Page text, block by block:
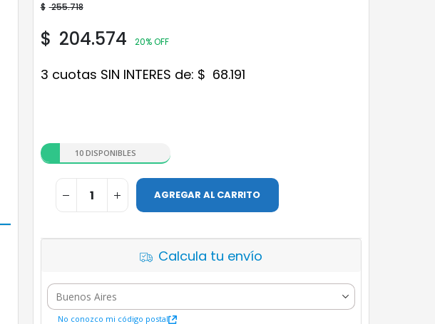
$ 255.718
$ 204.574 20% OFF
3 cuotas SIN INTERES de: $ 68.191
10 DISPONIBLES
AGREGAR AL CARRITO
Calcula tu envío
No conozco mi código postal